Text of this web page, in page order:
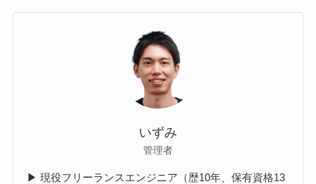
いずみ
管理者
▶︎ 現役フリーランスエンジニア（歴10年、保有資格13